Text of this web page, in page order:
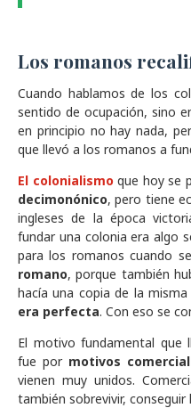
Los romanos
Cuando hablamos de los
sentido de ocupación, sino
en principio no hay nada,
que llevó a los romanos a
El colonialismoque hoy se
decimonónico, pero tiene
ingleses de la época
fundar una colonia era algo
para los romanos cuando
romano, porque también
hacía una copia de la misma
era perfecta. Con eso se
El motivo fundamental que
fue por motivos
vienen muy unidos.
también sobrevivir, conseguir